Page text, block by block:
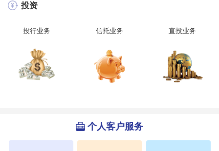
投资
投行业务 信托业务 直投业务
个人客户服务